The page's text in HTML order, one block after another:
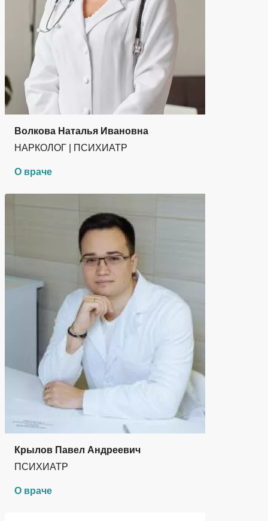
Волкова Наталья Ивановна
НАРКОЛОГ | ПСИХИАТР
О враче
Крылов Павел Андреевич
ПСИХИАТР
О враче